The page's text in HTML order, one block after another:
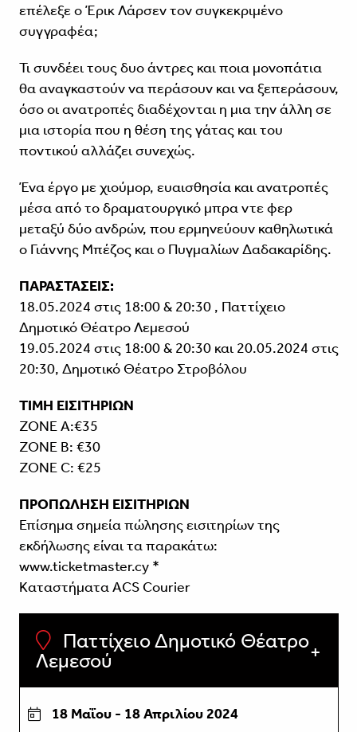
επέλεξε ο Έρικ Λάρσεν τον συγκεκριμένο
συγγραφέα;
Τι συνδέει τους δυο άντρες και ποια μονοπάτια
θα αναγκαστούν να περάσουν και να ξεπεράσουν,
όσο οι ανατροπές διαδέχονται η μια την άλλη σε
μια ιστορία που η θέση της γάτας και του
ποντικού αλλάζει συνεχώς.
Ένα έργο με χιούμορ, ευαισθησία και ανατροπές
μέσα από το δραματουργικό μπρα ντε φερ
μεταξύ δύο ανδρών, που ερμηνεύουν καθηλωτικά
ο Γιάννης Μπέζος και ο Πυγμαλίων Δαδακαρίδης.
ΠΑΡΑΣΤΑΣΕΙΣ:
18.05.2024 στις 18:00 & 20:30 , Παττίχειο
Δημοτικό Θέατρο Λεμεσού
19.05.2024 στις 18:00 & 20:30 και 20.05.2024 στις
20:30, Δημοτικό Θέατρο Στροβόλου
ΤΙΜΗ ΕΙΣΙΤΗΡΙΩΝ
ZONE A:€35
ZONE B: €30
ZONE C: €25
ΠΡΟΠΩΛΗΣΗ ΕΙΣΙΤΗΡΙΩΝ
Επίσημα σημεία πώλησης εισιτηρίων της
εκδήλωσης είναι τα παρακάτω:
www.ticketmaster.cy *
Καταστήματα ACS Courier
Παττίχειο Δημοτικό Θέατρο
Λεμεσού
18 Μαΐου - 18 Απριλίου 2024